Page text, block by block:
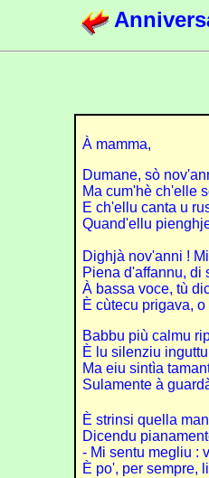
À mamma,
Dumane, sò
Ma cum'hè ch'elle
E ch'ellu canta u
Quand'ellu
Dighjà nov'anni !
Piena d'affannu, di
À bassa voce, tù
È cùtecu prigava,
Babbu più calmu
È lu silenziu
Ma eiu sintìa
Sulamente à
È strinsi quella
Dicendu
- Mi sentu megliu :
È po', per sempre,